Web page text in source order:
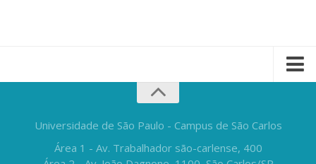
Universidade de São Paulo - Campus de São Carlos
Área 1 - Av. Trabalhador são-carlense, 400